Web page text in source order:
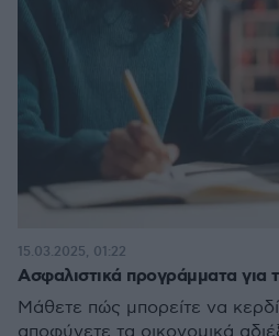
Ασφαλιστικά προγράμματα για
Μάθετε πώς μπορείτε να
15.03.2025, 01:22